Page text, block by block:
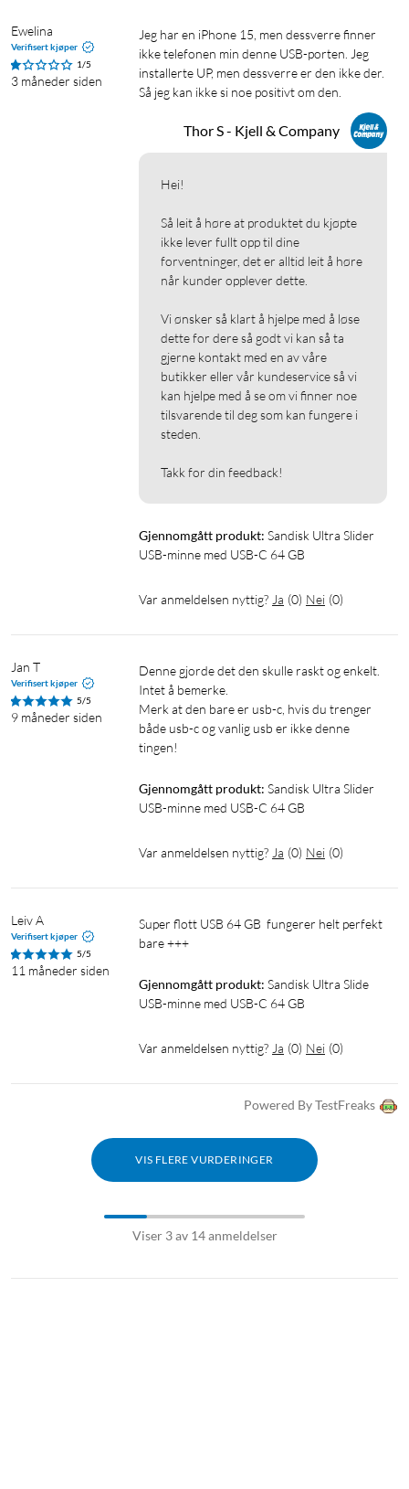
Ewelina
Verifisert kjøper
1/5
3 måneder siden
Jeg har en iPhone 15, men dessverre finner
ikke telefonen min denne USB-porten. Jeg
installerte UP, men dessverre er den ikke der.
Så jeg kan ikke si noe positivt om den.
Thor S - Kjell & Company
Hei!
Så leit å høre at produktet du kjøpte
ikke lever fullt opp til dine
forventninger, det er alltid leit å høre
når kunder opplever dette.
Vi ønsker så klart å hjelpe med å løse
dette for dere så godt vi kan så ta
gjerne kontakt med en av våre
butikker eller vår kundeservice så vi
kan hjelpe med å se om vi finner noe
tilsvarende til deg som kan fungere i
steden.
Takk for din feedback!
Gjennomgått produkt: Sandisk Ultra Slider
USB-minne med USB-C 64 GB
Var anmeldelsen nyttig? Ja (0) Nei (0)
Jan T
Verifisert kjøper
5/5
9 måneder siden
Denne gjorde det den skulle raskt og enkelt.
Intet å bemerke.
Merk at den bare er usb-c, hvis du trenger
både usb-c og vanlig usb er ikke denne
tingen!
Gjennomgått produkt: Sandisk Ultra Slider
USB-minne med USB-C 64 GB
Var anmeldelsen nyttig? Ja (0) Nei (0)
Leiv A
Verifisert kjøper
5/5
11 måneder siden
Super flott USB 64 GB  fungerer helt perfekt
bare +++
Gjennomgått produkt: Sandisk Ultra Slide
USB-minne med USB-C 64 GB
Var anmeldelsen nyttig? Ja (0) Nei (0)
Powered By TestFreaks
VIS FLERE VURDERINGER
Viser 3 av 14 anmeldelser